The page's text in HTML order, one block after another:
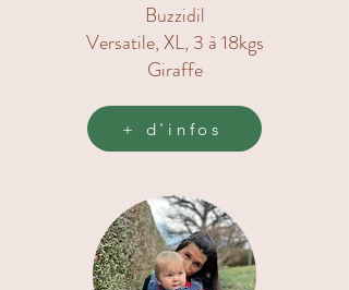
Buzzidil
Versatile, XL, 3 à 18kgs
Giraffe
+ d'infos